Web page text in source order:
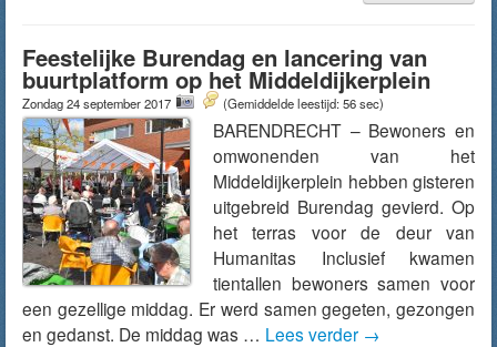
Feestelijke Burendag en lancering van
buurtplatform op het Middeldijkerplein
Zondag 24 september 2017 (Gemiddelde leestijd: 56 sec)
BARENDRECHT – Bewoners en
omwonenden van het
Middeldijkerplein hebben gisteren
uitgebreid Burendag gevierd. Op
het terras voor de deur van
Humanitas Inclusief kwamen
tientallen bewoners samen voor
een gezellige middag. Er werd samen gegeten, gezongen
en gedanst. De middag was … Lees verder →